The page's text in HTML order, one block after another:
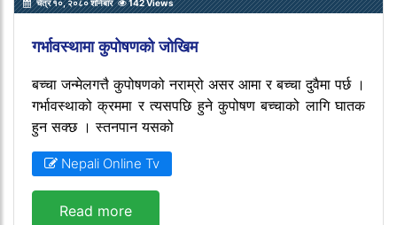
चैत्र १०, २०८० शनिबार 142 Views
गर्भावस्थामा कुपोषणको जोखिम
बच्चा जन्मेलगत्तै कुपोषणको नराम्रो असर आमा र बच्चा दुवैमा पर्छ ।
गर्भावस्थाको क्रममा र त्यसपछि हुने कुपोषण बच्चाको लागि घातक
हुन सक्छ । स्तनपान यसको
Nepali Online Tv
Read more